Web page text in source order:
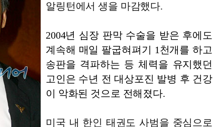
알링턴에서 생을 마감했다.
2004년 심장 판막 수술을 받은 후에도
계속해 매일 팔굽혀펴기 1천개를 하고
송판을 격파하는 등 체력을 유지했던
고인은 수년 전 대상포진 발병 후 건강
이 악화된 것으로 전해졌다.
미국 내 한인 태권도 사범을 중심으로